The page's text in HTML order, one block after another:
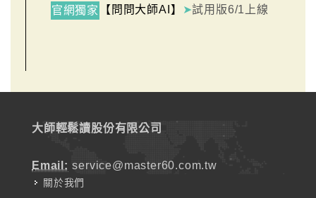
官網獨家 【問問大師AI】 ➤試用版6/1上線
大師輕鬆讀股份有限公司
Email: service@master60.com.tw
關於我們